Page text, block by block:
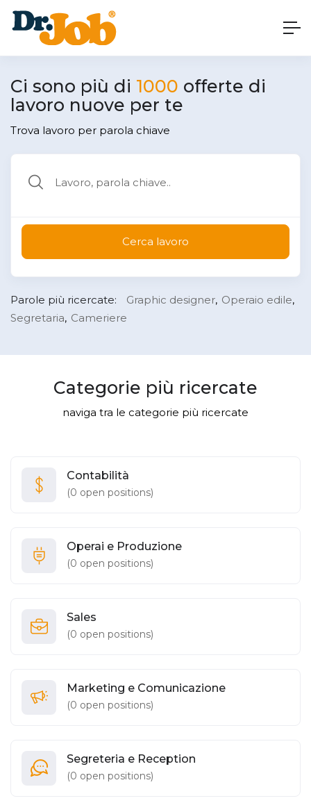
Ci sono più di 1000 offerte di
lavoro nuove per te
Trova lavoro per parola chiave
Cerca lavoro
Parole più ricercate: Graphic designer Operaio edile
Segretaria Cameriere
Categorie più ricercate
naviga tra le categorie più ricercate
Contabilità
(0 open positions)
Operai e Produzione
(0 open positions)
Sales
(0 open positions)
Marketing e Comunicazione
(0 open positions)
Segreteria e Reception
(0 open positions)